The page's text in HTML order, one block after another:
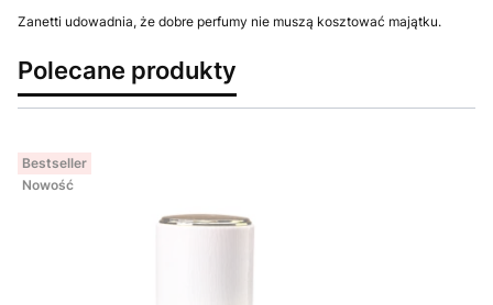
Zanetti udowadnia, że dobre perfumy nie muszą kosztować majątku.
Polecane produkty
Bestseller
Nowość